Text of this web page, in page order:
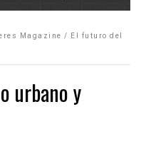
Magazine /
El futuro del
urbano y